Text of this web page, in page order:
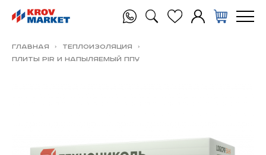
Главная
Теплоизоляция
ПЛИТЫ PIR и напыляемый ППУ